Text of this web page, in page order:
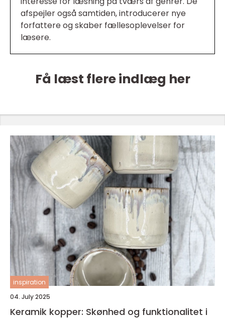
afspejler også samtiden, introducerer nye
forfattere og skaber fællesoplevelser for
læsere.
Få læst flere indlæg her
inspiration
04. July 2025
Keramik kopper: Skønhed og funktionalitet i